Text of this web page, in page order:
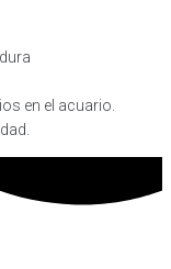
en el acuario.